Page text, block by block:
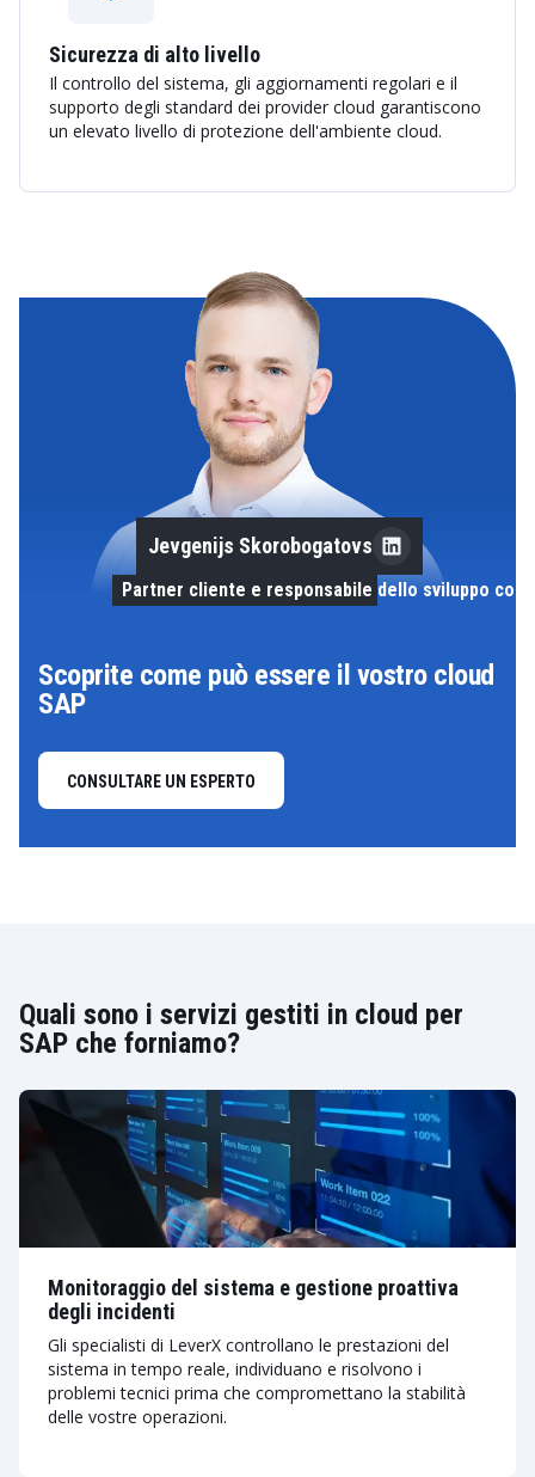
Sicurezza di alto livello
Il controllo del sistema, gli aggiornamenti regolari e il
supporto degli standard dei provider cloud garantiscono
un elevato livello di protezione dell'ambiente cloud.
Scoprite come può essere il vostro cloud
SAP
CONSULTARE UN ESPERTO
Jevgenijs Skorobogatovs
Partner cliente e responsabile dello sviluppo
Quali sono i servizi gestiti in cloud per
SAP che forniamo?
Monitoraggio del sistema e gestione proattiva
degli incidenti
Gli specialisti di LeverX controllano le prestazioni del
sistema in tempo reale, individuano e risolvono i
problemi tecnici prima che compromettano la stabilità
delle vostre operazioni.